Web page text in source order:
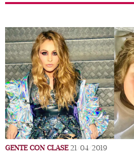
GENTE CON CLASE 21/04/2019